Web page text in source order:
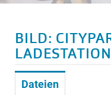
BILD:
Dateien